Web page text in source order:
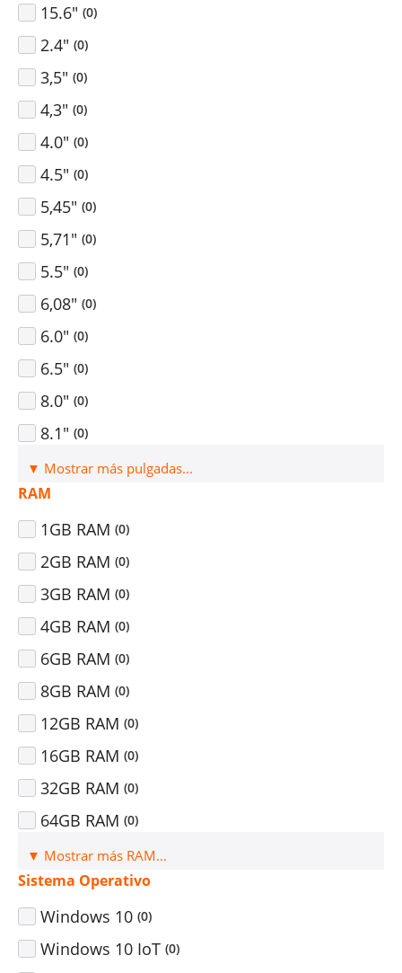
15.6" (0)
2.4" (0)
3,5" (0)
4,3" (0)
4.0" (0)
4.5" (0)
5,45" (0)
5,71" (0)
5.5" (0)
6,08" (0)
6.0" (0)
6.5" (0)
8.0" (0)
8.1" (0)
▼ Mostrar más pulgadas...
RAM
1GB RAM (0)
2GB RAM (0)
3GB RAM (0)
4GB RAM (0)
6GB RAM (0)
8GB RAM (0)
12GB RAM (0)
16GB RAM (0)
32GB RAM (0)
64GB RAM (0)
▼ Mostrar más RAM...
Sistema Operativo
Windows 10 (0)
Windows 10 IoT (0)